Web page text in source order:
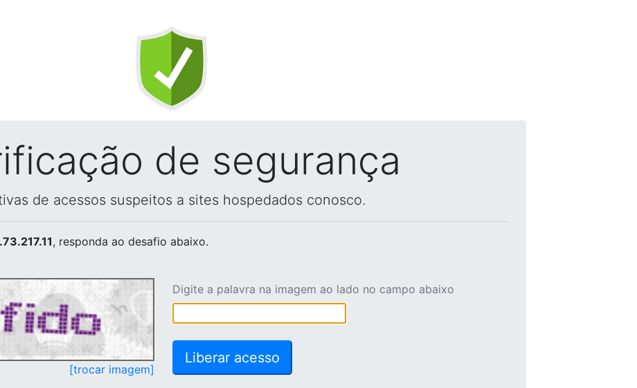
de segurança
de acessos suspeitos a sites hospedados conosco.
, responda ao desafio abaixo.
[trocar imagem]
Digite a palavra na imagem ao lado no campo abaixo